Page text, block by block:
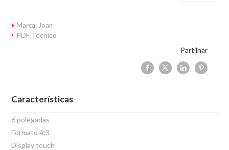
Marca: Joan
PDF Técnico
Partilhar
Características
6 polegadas
Formato 4:3
Display touch